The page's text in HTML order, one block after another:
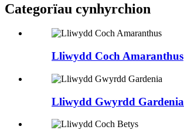
Categorïau cynhyrchion
Lliwydd Coch Amaranthus
Lliwydd Gwyrdd Gardenia